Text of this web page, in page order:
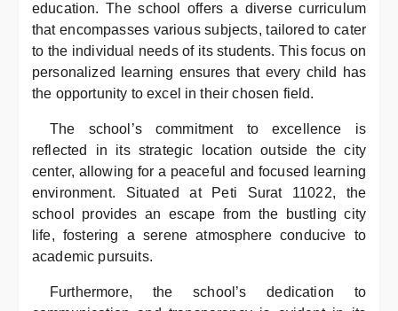
education. The school offers a diverse curriculum
that encompasses various subjects, tailored to cater
to the individual needs of its students. This focus on
personalized learning ensures that every child has
the opportunity to excel in their chosen field.
The school’s commitment to excellence is
reflected in its strategic location outside the city
center, allowing for a peaceful and focused learning
environment. Situated at Peti Surat 11022, the
school provides an escape from the bustling city
life, fostering a serene atmosphere conducive to
academic pursuits.
Furthermore, the school’s dedication to